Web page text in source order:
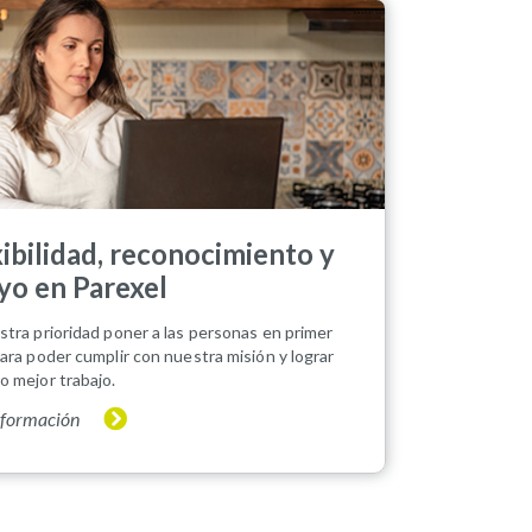
reconocimiento y
en Parexel
prioridad poner a las personas en primer
poder cumplir con nuestra misión y lograr
mejor trabajo.